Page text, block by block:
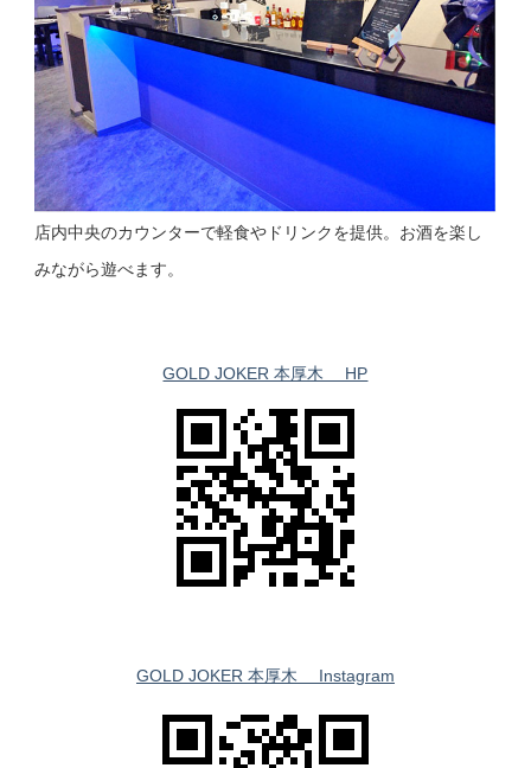
店内中央のカウンターで軽食やドリンクを提供。お酒を楽し
みながら遊べます。
GOLD JOKER 本厚木 HP
GOLD JOKER 本厚木 Instagram